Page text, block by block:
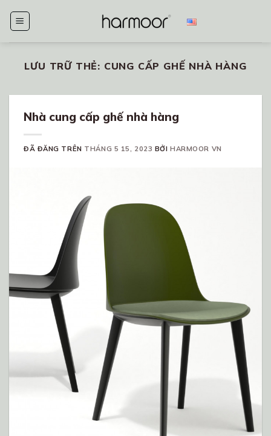
đến
LƯU TRỮ THẺ: CUNG CẤP GHẾ NHÀ HÀNG
Nhà cung cấp ghế nhà hàng
ĐÃ ĐĂNG TRÊN THÁNG 5 15, 2023 BỞIHARMOOR VN